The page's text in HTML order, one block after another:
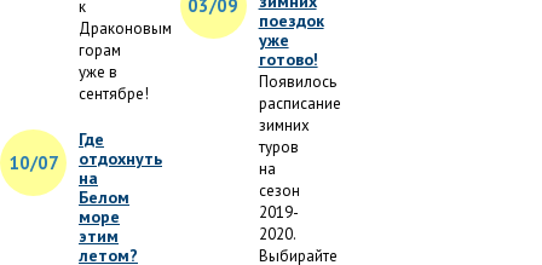
к
Драконовым
горам
уже в
сентябре!
10/07
Где
отдохнуть
на
Белом
море
этим
летом?
03/09
поездок
уже
готово!
Появилось
расписание
зимних
туров
на
сезон
2019-
2020.
Выбирайте